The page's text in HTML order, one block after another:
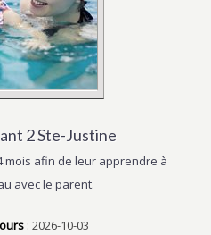
2 Ste-Justine
mois afin de leur apprendre à
avec le parent.
: 2026-10-03